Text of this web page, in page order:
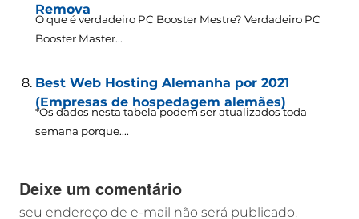
Remova
O que é verdadeiro PC Booster Mestre? Verdadeiro PC
Booster Master...
Best Web Hosting Alemanha por 2021
(Empresas de hospedagem alemães)
*Os dados nesta tabela podem ser atualizados toda
semana porque....
Deixe um comentário
seu endereço de e-mail não será publicado.